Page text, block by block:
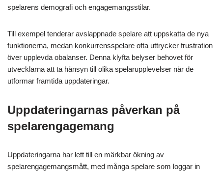
spelarens demografi och engagemangsstilar.
Till exempel tenderar avslappnade spelare att uppskatta de nya
funktionerna, medan konkurrensspelare ofta uttrycker frustration
över upplevda obalanser. Denna klyfta belyser behovet för
utvecklarna att ta hänsyn till olika spelarupplevelser när de
utformar framtida uppdateringar.
Uppdateringarnas påverkan på
spelarengagemang
Uppdateringarna har lett till en märkbar ökning av
spelarengagemangsmått, med många spelare som loggar in